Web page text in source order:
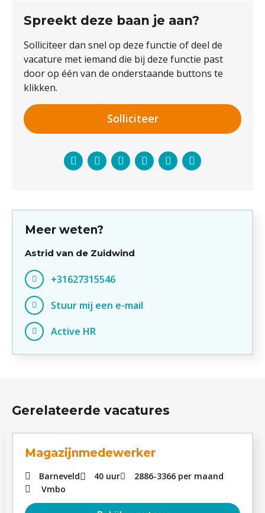
Spreekt deze baan je aan?
Solliciteer dan snel op deze functie of deel de
vacature met iemand die bij deze functie past
door op één van de onderstaande buttons te
klikken.
FacebookTwitterLinkedInPinterestWhatsApp
Solliciteer
Meer weten?
Astrid van de Zuidwind
+31627315546
Stuur mij een e-mail
Active HR
Gerelateerde vacatures
Magazijnmedewerker
Barneveld 40 uur 2886-3366 per maand
Vmbo